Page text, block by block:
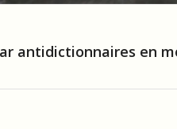
antidictionnaires en